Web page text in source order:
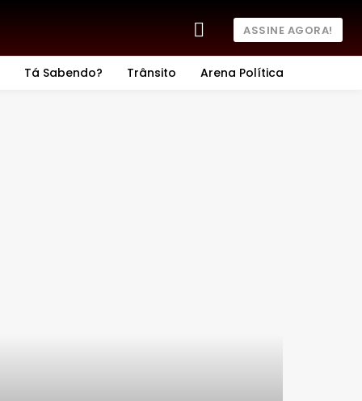
ASSINE AGORA!
Tá Sabendo? Trânsito Arena Política